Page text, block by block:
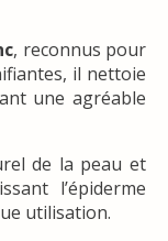
, reconnus pour
il nettoie
une agréable
de la peau et
l’épiderme
utilisation.